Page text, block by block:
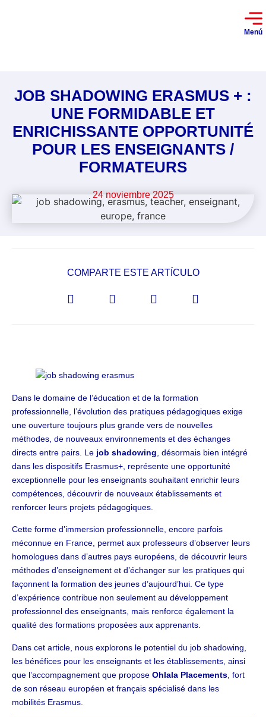
Menú
JOB SHADOWING ERASMUS + :
UNE FORMIDABLE ET
ENRICHISSANTE OPPORTUNITÉ
POUR LES ENSEIGNANTS /
FORMATEURS
24 noviembre 2025
COMPARTE ESTE ARTÍCULO
Dans le domaine de l’éducation et de la formation
professionnelle, l’évolution des pratiques pédagogiques exige
une ouverture toujours plus grande vers de nouvelles
méthodes, de nouveaux environnements et des échanges
directs entre pairs. Le job shadowing , désormais bien intégré
dans les dispositifs Erasmus+, représente une opportunité
exceptionnelle pour les enseignants souhaitant enrichir leurs
compétences, découvrir de nouveaux établissements et
renforcer leurs projets pédagogiques.
Cette forme d’immersion professionnelle, encore parfois
méconnue en France, permet aux professeurs d’observer leurs
homologues dans d’autres pays européens, de découvrir leurs
méthodes d’enseignement et d’échanger sur les pratiques qui
façonnent la formation des jeunes d’aujourd’hui. Ce type
d’expérience contribue non seulement au développement
professionnel des enseignants, mais renforce également la
qualité des formations proposées aux apprenants.
Dans cet article, nous explorons le potentiel du job shadowing,
les bénéfices pour les enseignants et les établissements, ainsi
que l’accompagnement que propose Ohlala Placements , fort
de son réseau européen et français spécialisé dans les
mobilités Erasmus.